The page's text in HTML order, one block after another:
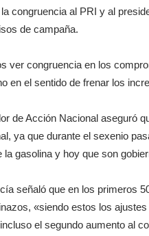
congruencia al PRI y al
de campaña.
ver congruencia en los
en el sentido de frenar los
de Acción Nacional aseguró
ya que durante el sexenio
la gasolina y hoy que son
señaló que en los primeros
«siendo estos los
el segundo aumento al